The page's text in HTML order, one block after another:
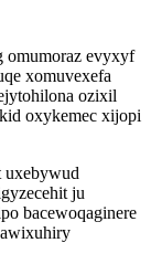
omumoraz evyxyf
xomuvexefa
ozixil
oxykemec xijopi
uxebywud
ju
bacewoqaginere